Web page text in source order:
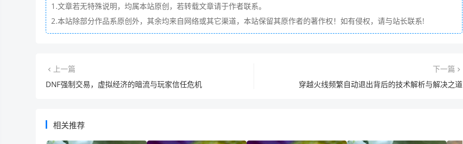
1.文章若无特殊说明，均属本站原创，若转载文章请于作者联系。
2.本站除部分作品系原创外，其余均来自网络或其它渠道，本站保留其原作者的著作权！如有侵权，请与站长联系!
上一篇
DNF强制交易，虚拟经济的暗流与玩家信任危机
下一篇
穿越火线频繁自动退出背后的技术解析与解决之道
相关推荐